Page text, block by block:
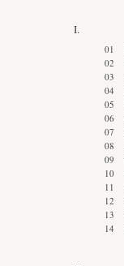
I.